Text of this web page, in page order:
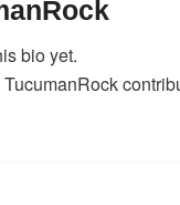
bio yet.
TucumanRock